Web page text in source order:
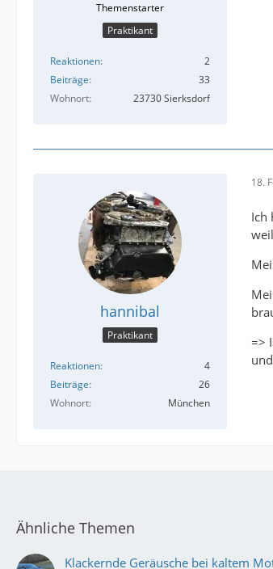
Praktikant
Reaktionen
2
Beiträge
33
Wohnort
23730 Sierksdorf
hannibal
Praktikant
Reaktionen
4
Beiträge
26
Wohnort
München
18.
Ich
=>
Ähnliche Themen
Klackernde Geräusche bei kaltem